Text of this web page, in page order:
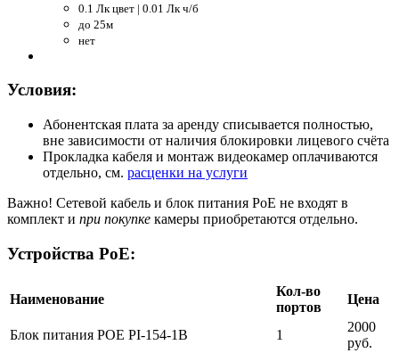
0.1 Лк цвет | 0.01 Лк ч/б
до 25м
нет
Условия:
Абонентская плата за аренду списывается полностью,
вне зависимости от наличия блокировки лицевого счёта
Прокладка кабеля и монтаж видеокамер оплачиваются
отдельно, см. расценки на услуги
Важно! Сетевой кабель и блок питания PoE не входят в
комплект и при покупке камеры приобретаются отдельно.
Устройства PoE:
Наименование
Кол-во
портов
Цена
Блок питания POE PI-154-1B 1
2000
руб.